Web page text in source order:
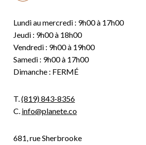
Lundi au mercredi : 9h00 à 17h00
Jeudi : 9h00 à 18h00
Vendredi : 9h00 à 19h00
Samedi : 9h00 à 17h00
Dimanche : FERMÉ
T.(819) 843-8356
C. info@planete.co
681, rue Sherbrooke